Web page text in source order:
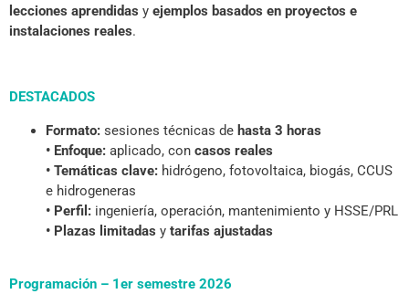
lecciones aprendidas y ejemplos basados en proyectos e
instalaciones reales.
DESTACADOS
Formato: sesiones técnicas de hasta 3 horas
• Enfoque: aplicado, con casos reales
• Temáticas clave: hidrógeno, fotovoltaica, biogás, CCUS
e hidrogeneras
• Perfil: ingeniería, operación, mantenimiento y HSSE/PRL
• Plazas limitadas y tarifas ajustadas
Programación – 1er semestre 2026